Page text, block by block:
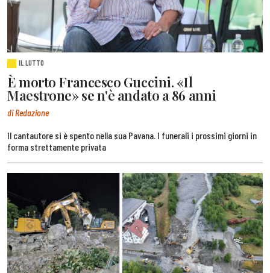
IL LUTTO
È morto Francesco Guccini. «Il
Maestrone» se n'è andato a 86 anni
di Redazione
Il cantautore si è spento nella sua Pavana. I funerali i prossimi giorni in
forma strettamente privata